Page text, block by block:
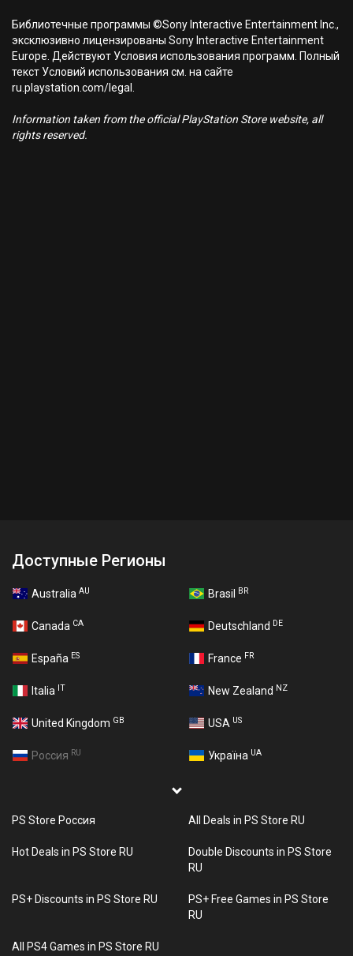
Библиотечные программы ©Sony Interactive Entertainment Inc.,
эксклюзивно лицензированы Sony Interactive Entertainment
Europe. Действуют Условия использования программ. Полный
текст Условий использования см. на сайте
ru.playstation.com/legal.
Information taken from the official PlayStation Store website, all
rights reserved.
Доступные Регионы
Australia AU Brasil BR
Canada CA Deutschland DE
España ES France FR
Italia IT New Zealand NZ
United Kingdom GB USA US
Россия RU Україна UA
PS Store Россия All Deals in PS Store RU
Hot Deals in PS Store RU
Double Discounts in PS Store
RU
PS+ Discounts in PS Store RU
PS+ Free Games in PS Store
RU
All PS4 Games in PS Store RU